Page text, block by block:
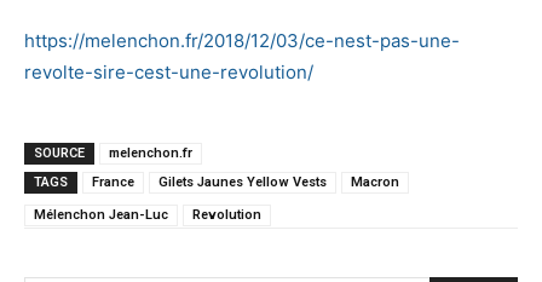
https://melenchon.fr/2018/12/03/ce-nest-pas-une-
revolte-sire-cest-une-revolution/
SOURCE
melenchon.fr
TAGS
France Gilets Jaunes Yellow Vests Macron
Mélenchon Jean-Luc Revolution